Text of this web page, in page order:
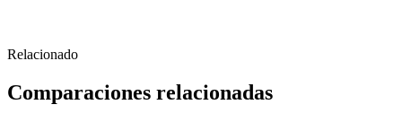
Relacionado
Comparaciones relacionadas